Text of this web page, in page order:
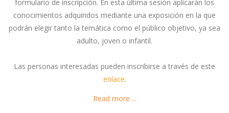
formulario de inscripción. En esta última sesión aplicarán los
conocimientos adquiridos mediante una exposición en la que
podrán elegir tanto la temática como el público objetivo, ya sea
adulto, joven o infantil.
Las personas interesadas pueden inscribirse a través de este
enlace.
Read more ...